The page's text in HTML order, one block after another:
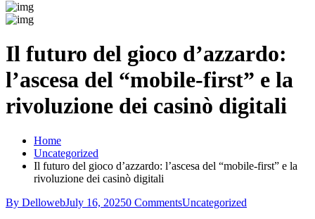
Il futuro del gioco d’azzardo:
l’ascesa del “mobile‑first” e la
rivoluzione dei casinò digitali
Home
Uncategorized
Il futuro del gioco d’azzardo: l’ascesa del “mobile‑first” e la
rivoluzione dei casinò digitali
By DellowebJuly 16, 20250 CommentsUncategorized